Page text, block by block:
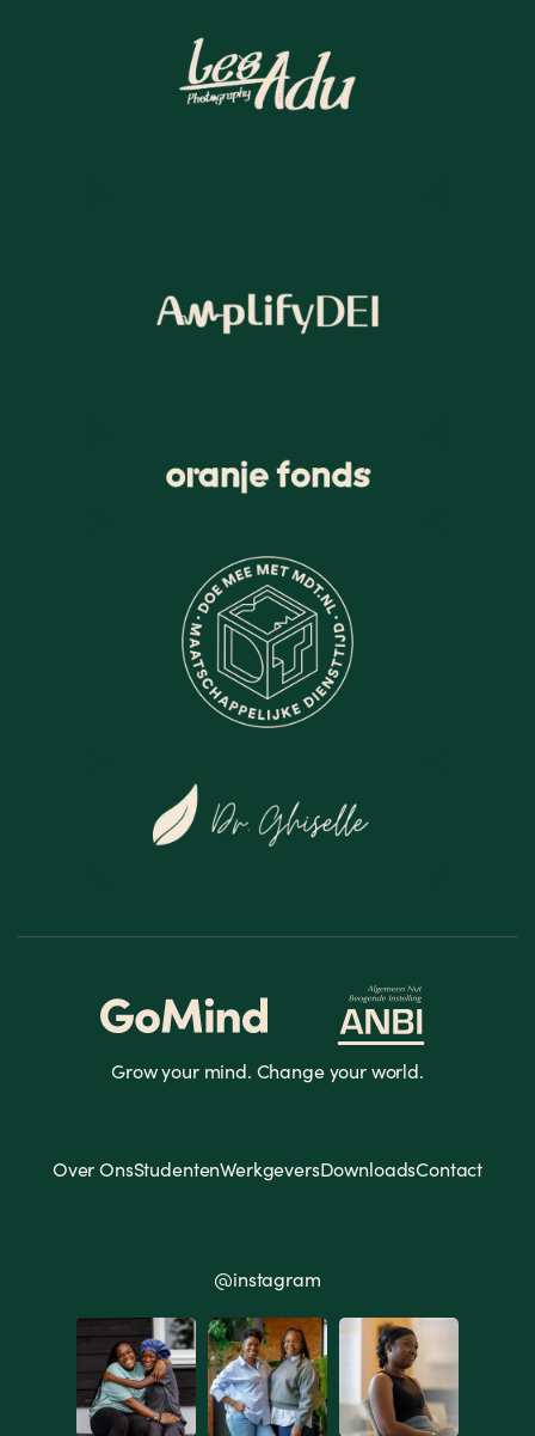
Grow your mind. Change your world.
Over OnsStudentenWerkgeversDownloadsContact
@instagram